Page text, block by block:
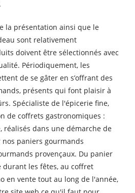
la présentation ainsi que le
sont relativement
doivent être sélectionnés avec
Périodiquement, les
de se gâter en s’offrant des
présents qui font plaisir à
Spécialiste de l'épicerie fine,
de coffrets gastronomiques :
réalisés dans une démarche de
paniers gourmands
provençaux. Du panier
les fêtes, au coffret
en vente tout au long de l'année,